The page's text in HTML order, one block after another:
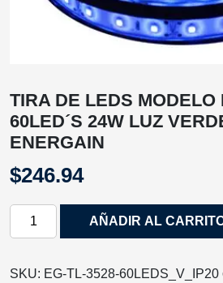
TIRA DE LEDS MODELO
60LED´S 24W LUZ
ENERGAIN
$246.94
TIRA
DE
MODELO
AÑADIR AL
SKU: EG-TL-3528-60LEDS_V_IP20